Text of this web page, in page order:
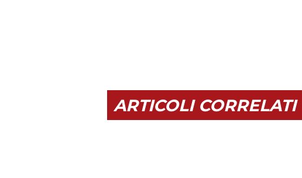
ARTICOLI CORRELATI